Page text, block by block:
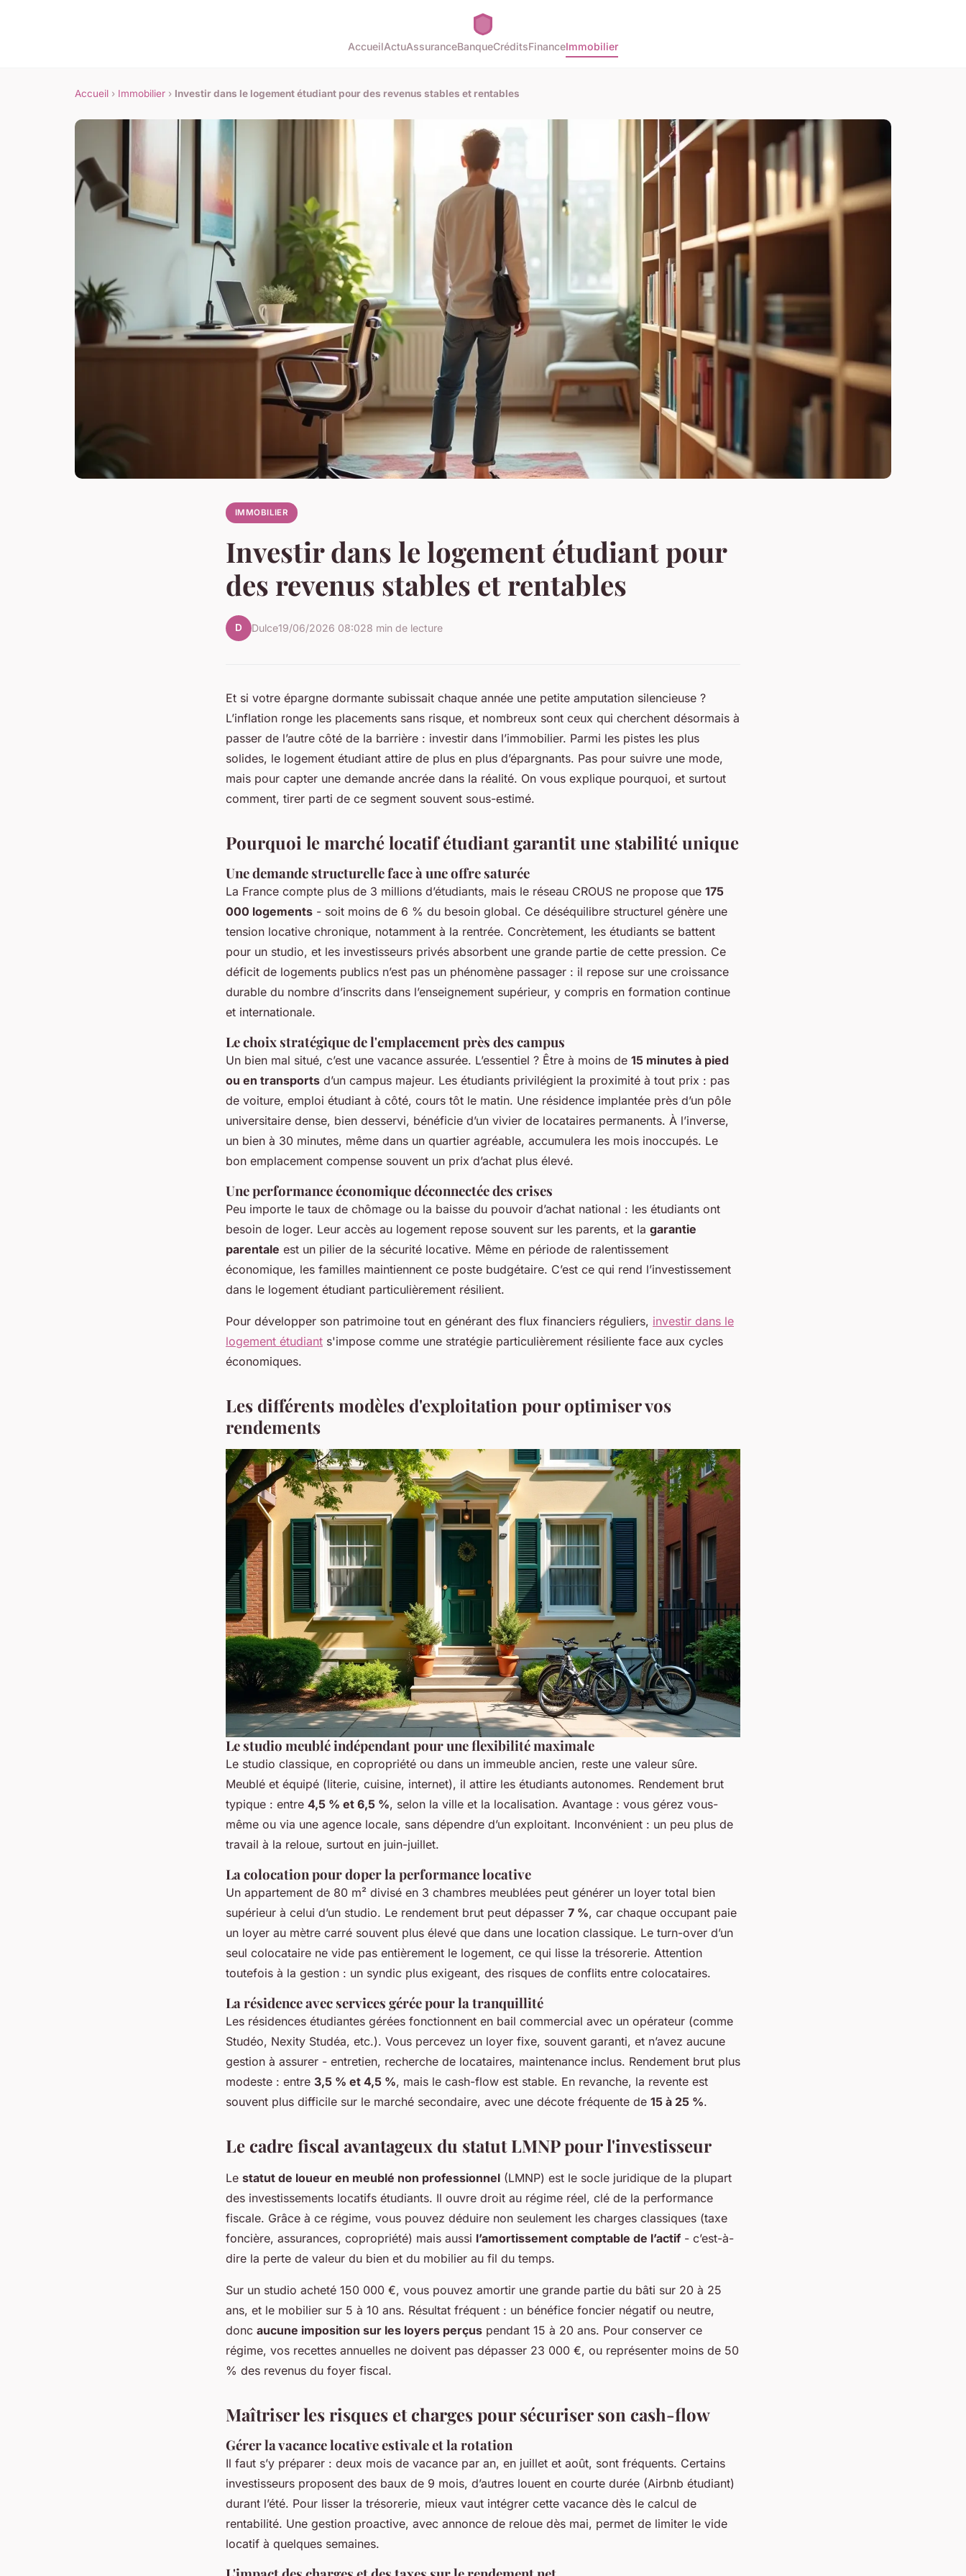
AccueilActuAssuranceBanqueCréditsFinanceImmobilier
Accueil › Immobilier › Investir dans le logement étudiant pour des revenus stables et rentables
IMMOBILIER
Investir dans le logement étudiant pour
des revenus stables et rentables
D Dulce19/06/2026 08:028 min de lecture
Et si votre épargne dormante subissait chaque année une petite amputation silencieuse ?
L’inflation ronge les placements sans risque, et nombreux sont ceux qui cherchent désormais à
passer de l’autre côté de la barrière : investir dans l’immobilier. Parmi les pistes les plus
solides, le logement étudiant attire de plus en plus d’épargnants. Pas pour suivre une mode,
mais pour capter une demande ancrée dans la réalité. On vous explique pourquoi, et surtout
comment, tirer parti de ce segment souvent sous-estimé.
Pourquoi le marché locatif étudiant garantit une stabilité unique
Une demande structurelle face à une offre saturée
La France compte plus de 3 millions d’étudiants, mais le réseau CROUS ne propose que 175
000 logements - soit moins de 6 % du besoin global. Ce déséquilibre structurel génère une
tension locative chronique, notamment à la rentrée. Concrètement, les étudiants se battent
pour un studio, et les investisseurs privés absorbent une grande partie de cette pression. Ce
déficit de logements publics n’est pas un phénomène passager : il repose sur une croissance
durable du nombre d’inscrits dans l’enseignement supérieur, y compris en formation continue
et internationale.
Le choix stratégique de l'emplacement près des campus
Un bien mal situé, c’est une vacance assurée. L’essentiel ? Être à moins de 15 minutes à pied
ou en transports d’un campus majeur. Les étudiants privilégient la proximité à tout prix : pas
de voiture, emploi étudiant à côté, cours tôt le matin. Une résidence implantée près d’un pôle
universitaire dense, bien desservi, bénéficie d’un vivier de locataires permanents. À l’inverse,
un bien à 30 minutes, même dans un quartier agréable, accumulera les mois inoccupés. Le
bon emplacement compense souvent un prix d’achat plus élevé.
Une performance économique déconnectée des crises
Peu importe le taux de chômage ou la baisse du pouvoir d’achat national : les étudiants ont
besoin de loger. Leur accès au logement repose souvent sur les parents, et la garantie
parentale est un pilier de la sécurité locative. Même en période de ralentissement
économique, les familles maintiennent ce poste budgétaire. C’est ce qui rend l’investissement
dans le logement étudiant particulièrement résilient.
Pour développer son patrimoine tout en générant des flux financiers réguliers, investir dans le
logement étudiant s'impose comme une stratégie particulièrement résiliente face aux cycles
économiques.
Les différents modèles d'exploitation pour optimiser vos
rendements
Le studio meublé indépendant pour une flexibilité maximale
Le studio classique, en copropriété ou dans un immeuble ancien, reste une valeur sûre.
Meublé et équipé (literie, cuisine, internet), il attire les étudiants autonomes. Rendement brut
typique : entre 4,5 % et 6,5 %, selon la ville et la localisation. Avantage : vous gérez vous-
même ou via une agence locale, sans dépendre d’un exploitant. Inconvénient : un peu plus de
travail à la reloue, surtout en juin-juillet.
La colocation pour doper la performance locative
Un appartement de 80 m² divisé en 3 chambres meublées peut générer un loyer total bien
supérieur à celui d’un studio. Le rendement brut peut dépasser 7 %, car chaque occupant paie
un loyer au mètre carré souvent plus élevé que dans une location classique. Le turn-over d’un
seul colocataire ne vide pas entièrement le logement, ce qui lisse la trésorerie. Attention
toutefois à la gestion : un syndic plus exigeant, des risques de conflits entre colocataires.
La résidence avec services gérée pour la tranquillité
Les résidences étudiantes gérées fonctionnent en bail commercial avec un opérateur (comme
Studéo, Nexity Studéa, etc.). Vous percevez un loyer fixe, souvent garanti, et n’avez aucune
gestion à assurer - entretien, recherche de locataires, maintenance inclus. Rendement brut plus
modeste : entre 3,5 % et 4,5 %, mais le cash-flow est stable. En revanche, la revente est
souvent plus difficile sur le marché secondaire, avec une décote fréquente de 15 à 25 %.
Le cadre fiscal avantageux du statut LMNP pour l'investisseur
Le statut de loueur en meublé non professionnel (LMNP) est le socle juridique de la plupart
des investissements locatifs étudiants. Il ouvre droit au régime réel, clé de la performance
fiscale. Grâce à ce régime, vous pouvez déduire non seulement les charges classiques (taxe
foncière, assurances, copropriété) mais aussi l’amortissement comptable de l’actif - c’est-à-
dire la perte de valeur du bien et du mobilier au fil du temps.
Sur un studio acheté 150 000 €, vous pouvez amortir une grande partie du bâti sur 20 à 25
ans, et le mobilier sur 5 à 10 ans. Résultat fréquent : un bénéfice foncier négatif ou neutre,
donc aucune imposition sur les loyers perçus pendant 15 à 20 ans. Pour conserver ce
régime, vos recettes annuelles ne doivent pas dépasser 23 000 €, ou représenter moins de 50
% des revenus du foyer fiscal.
Maîtriser les risques et charges pour sécuriser son cash-flow
Gérer la vacance locative estivale et la rotation
Il faut s’y préparer : deux mois de vacance par an, en juillet et août, sont fréquents. Certains
investisseurs proposent des baux de 9 mois, d’autres louent en courte durée (Airbnb étudiant)
durant l’été. Pour lisser la trésorerie, mieux vaut intégrer cette vacance dès le calcul de
rentabilité. Une gestion proactive, avec annonce de reloue dès mai, permet de limiter le vide
locatif à quelques semaines.